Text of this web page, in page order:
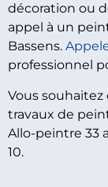
décoration ou
appel à un
Bassens.
professionnel
Vous
travaux de
Allo-peintre 33
10.